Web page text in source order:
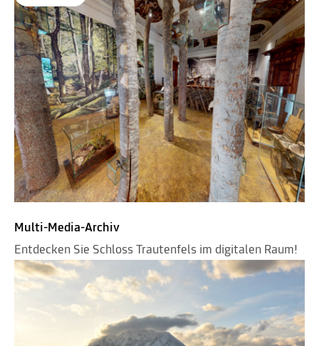
Multi-Media-Archiv
Entdecken Sie Schloss Trautenfels im digitalen Raum!